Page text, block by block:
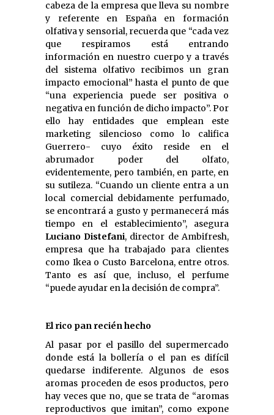
cabeza de la empresa que lleva su nombre
y referente en España en formación
olfativa y sensorial, recuerda que “cada vez
que respiramos está entrando
información en nuestro cuerpo y a través
del sistema olfativo recibimos un gran
impacto emocional” hasta el punto de que
“una experiencia puede ser positiva o
negativa en función de dicho impacto”. Por
ello hay entidades que emplean este
marketing silencioso como lo califica
Guerrero- cuyo éxito reside en el
abrumador poder del olfato,
evidentemente, pero también, en parte, en
su sutileza. “Cuando un cliente entra a un
local comercial debidamente perfumado,
se encontrará a gusto y permanecerá más
tiempo en el establecimiento”, asegura
Luciano Distefani, director de Ambifresh,
empresa que ha trabajado para clientes
como Ikea o Custo Barcelona, entre otros.
Tanto es así que, incluso, el perfume
“puede ayudar en la decisión de compra”.
El rico pan recién hecho
Al pasar por el pasillo del supermercado
donde está la bollería o el pan es difícil
quedarse indiferente. Algunos de esos
aromas proceden de esos productos, pero
hay veces que no, que se trata de “aromas
reproductivos que imitan”, como expone